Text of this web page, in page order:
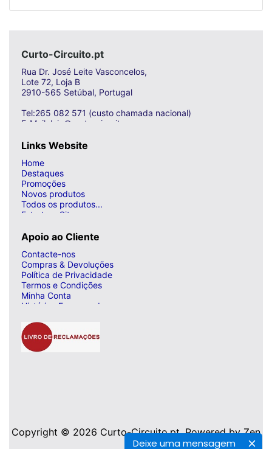
Deixe uma mensagem
Curto-Circuito.pt
Rua Dr. José Leite Vasconcelos,
Lote 72, Loja B
2910-565 Setúbal, Portugal
Tel:265 082 571 (custo chamada nacional)
E-Mail: loja@curto-circuito.com
Links Website
Home
Destaques
Promoções
Novos produtos
Todos os produtos...
Estrutura Site
Apoio ao Cliente
Contacte-nos
Compras & Devoluções
Política de Privacidade
Termos e Condições
Minha Conta
Histórico Encomendas
Copyright © 2026 Curto-Circuito.pt. Powered byZen
Cart